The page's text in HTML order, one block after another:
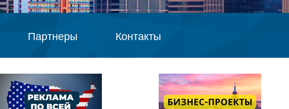
Партнеры Контакты